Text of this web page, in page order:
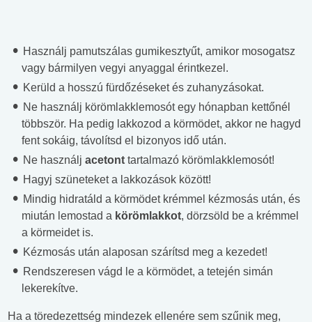
Használj pamutszálas gumikesztyűt, amikor mosogatsz
vagy bármilyen vegyi anyaggal érintkezel.
Kerüld a hosszú fürdőzéseket és zuhanyzásokat.
Ne használj körömlakklemosót egy hónapban kettőnél
többször. Ha pedig lakkozod a körmödet, akkor ne hagyd
fent sokáig, távolítsd el bizonyos idő után.
Ne használj acetont tartalmazó körömlakklemosót!
Hagyj szüneteket a lakkozások között!
Mindig hidratáld a körmödet krémmel kézmosás után, és
miután lemostad a körömlakkot, dörzsöld be a krémmel
a körmeidet is.
Kézmosás után alaposan szárítsd meg a kezedet!
Rendszeresen vágd le a körmödet, a tetején simán
lekerekítve.
Ha a töredezettség mindezek ellenére sem szűnik meg,